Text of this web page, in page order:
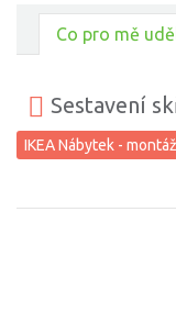
Co pro mě
Sestavení
IKEA Nábytek - montáž